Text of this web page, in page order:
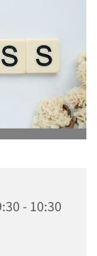
- 10:30